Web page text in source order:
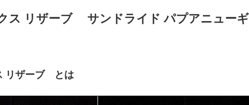
ス リザーブ® サンドライド パプアニューギ
リザーブ®とは